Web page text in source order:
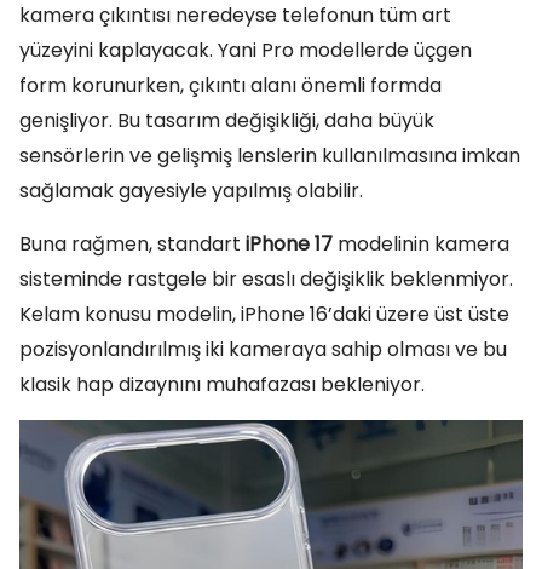
kamera çıkıntısı neredeyse telefonun tüm art
yüzeyini kaplayacak. Yani Pro modellerde üçgen
form korunurken, çıkıntı alanı önemli formda
genişliyor. Bu tasarım değişikliği, daha büyük
sensörlerin ve gelişmiş lenslerin kullanılmasına imkan
sağlamak gayesiyle yapılmış olabilir.
Buna rağmen, standart iPhone 17 modelinin kamera
sisteminde rastgele bir esaslı değişiklik beklenmiyor.
Kelam konusu modelin, iPhone 16’daki üzere üst üste
pozisyonlandırılmış iki kameraya sahip olması ve bu
klasik hap dizaynını muhafazası bekleniyor.